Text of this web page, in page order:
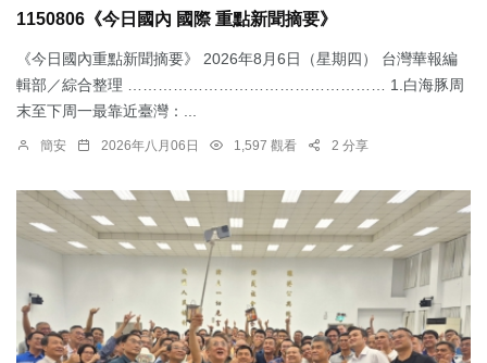
1150806《今日國內 國際 重點新聞摘要》
《今日國內重點新聞摘要》 2026年8月6日（星期四） 台灣華報編
輯部／綜合整理 …………………………………………… 1.​白海豚周
末至下周一最靠近臺灣：...
簡安 2026年八月06日 1,597 觀看 2 分享